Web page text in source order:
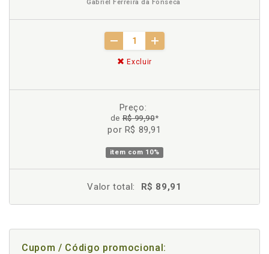
Gabriel Ferreira da Fonseca
Excluir
Preço:
deR$ 99,90*
por R$ 89,91
item com 10%
Valor total: R$ 89,91
Cupom / Código promocional: